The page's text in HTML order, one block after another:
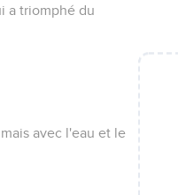
a triomphé du
avec l'eau et le